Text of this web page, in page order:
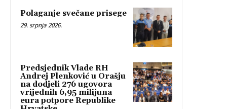
Polaganje svečane prisege
29. srpnja 2026.
Predsjednik Vlade RH
Andrej Plenković u Orašju
na dodjeli 276 ugovora
vrijednih 6,95 milijuna
eura potpore Republike